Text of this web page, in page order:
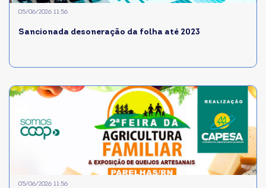
Sancionada desoneração da folha até 2023
05/06/2026 11:56
05/06/2026 11:56